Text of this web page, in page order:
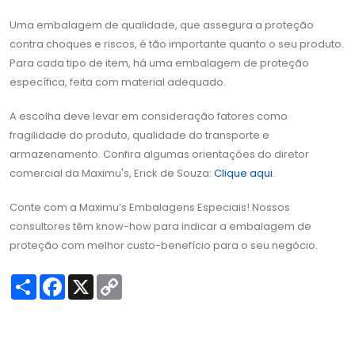
Uma embalagem de qualidade, que assegura a proteção
contra choques e riscos, é tão importante quanto o seu produto.
Para cada tipo de item, há uma embalagem de proteção
específica, feita com material adequado.
A escolha deve levar em consideração fatores como
fragilidade do produto, qualidade do transporte e
armazenamento. Confira algumas orientações do diretor
comercial da Maximu's, Erick de Souza: Clique aqui.
Conte com a Maximu’s Embalagens Especiais! Nossos
consultores têm know-how para indicar a embalagem de
proteção com melhor custo-benefício para o seu negócio.
S
F
X